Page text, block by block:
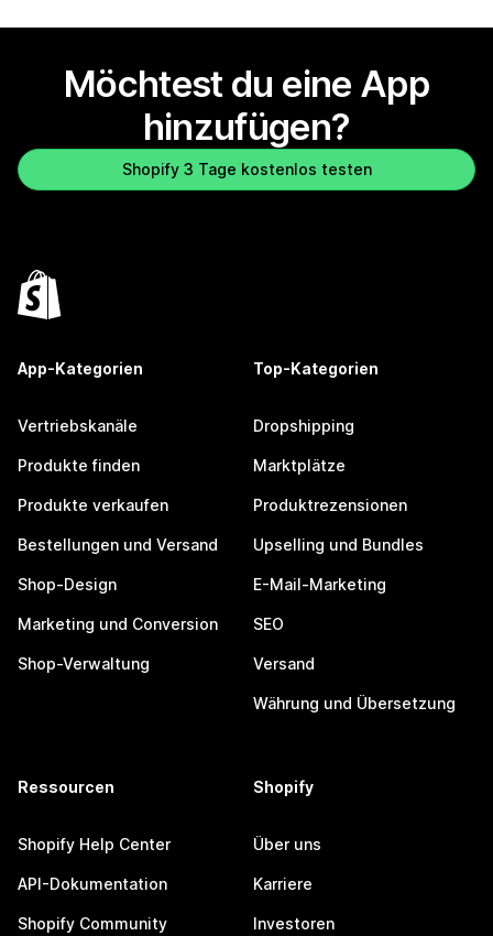
Möchtest du eine App
hinzufügen?
Shopify 3 Tage kostenlos testen
App-Kategorien
Vertriebskanäle
Produkte finden
Produkte verkaufen
Bestellungen und Versand
Shop-Design
Marketing und Conversion
Shop-Verwaltung
Top-Kategorien
Dropshipping
Marktplätze
Produktrezensionen
Upselling und Bundles
E-Mail-Marketing
SEO
Versand
Währung und Übersetzung
Ressourcen
Shopify Help Center
API-Dokumentation
Shopify Community
Shopify
Über uns
Karriere
Investoren